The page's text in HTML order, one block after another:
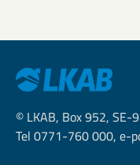
© LKAB, Box 952, SE-
Tel 0771-760 000, e-